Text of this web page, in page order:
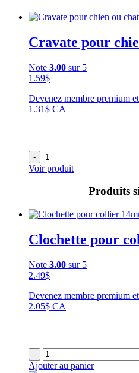
Cravate pour
Note 3.00 sur 5
1.59$
Devenez membre premium
1.31$ CA
-
Voir produit
Produits
Clochette pour
Note 3.00 sur 5
2.49$
Devenez membre premium
2.05$ CA
-
Ajouter au panier